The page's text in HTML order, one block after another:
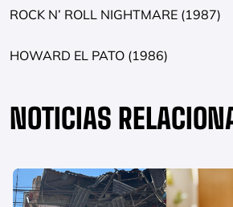
ROCK N’ ROLL NIGHTMARE (1987)
HOWARD EL PATO (1986)
NOTICIAS